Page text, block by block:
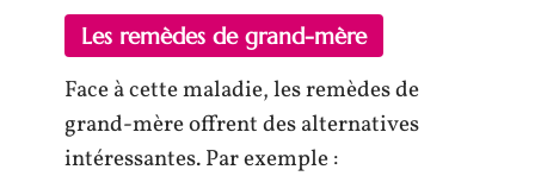
Les remèdes de grand-mère
Face à cette maladie, les remèdes de
grand-mère offrent des alternatives
intéressantes. Par exemple :